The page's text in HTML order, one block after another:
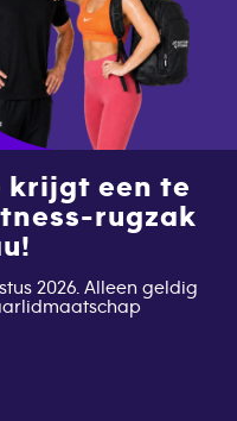
krijgt een te
rugzak
2026. Alleen geldig